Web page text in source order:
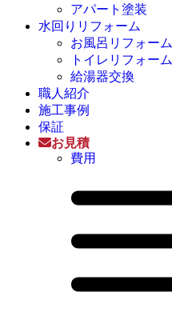
アパート塗装
水回りリフォーム
お風呂リフォーム
トイレリフォーム
給湯器交換
職人紹介
施工事例
保証
お見積
費用